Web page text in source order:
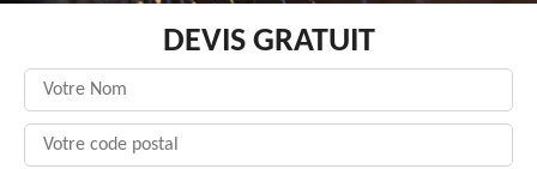
DEVIS GRATUIT